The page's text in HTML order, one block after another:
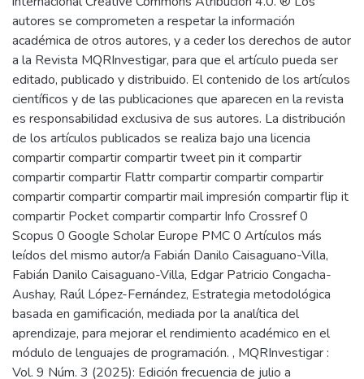
autores se comprometen a respetar la información
académica de otros autores, y a ceder los derechos de autor
a la Revista MQRInvestigar, para que el artículo pueda ser
editado, publicado y distribuido. El contenido de los artículos
científicos y de las publicaciones que aparecen en la revista
es responsabilidad exclusiva de sus autores. La distribución
de los artículos publicados se realiza bajo una licencia
compartir compartir compartir tweet pin it compartir
compartir compartir Flattr compartir compartir compartir
compartir compartir compartir mail impresión compartir flip it
compartir Pocket compartir compartir Info Crossref 0
Scopus 0 Google Scholar Europe PMC 0 Artículos más
leídos del mismo autor/a Fabián Danilo Caisaguano-Villa,
Fabián Danilo Caisaguano-Villa, Edgar Patricio Congacha-
Aushay, Raúl López-Fernández, Estrategia metodológica
basada en gamificación, mediada por la analítica del
aprendizaje, para mejorar el rendimiento académico en el
módulo de lenguajes de programación. , MQRInvestigar :
Vol. 9 Núm. 3 (2025): Edición frecuencia de julio a